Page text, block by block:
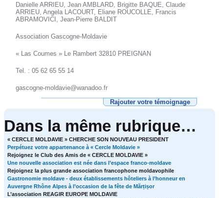
Danielle ARRIEU, Jean AMBLARD, Brigitte BAQUE, Claude
ARRIEU, Angela LACOURT, Eliane ROUCOLLE, Francis
ABRAMOVICI, Jean-Pierre BALDIT
Association Gascogne-Moldavie
« Las Coumes » Le Rambert 32810 PREIGNAN
Tel. : 05 62 65 55 14
gascogne-moldavie@wanadoo.fr
Rajouter votre témoignage
Dans la même rubrique…
« CERCLE MOLDAVIE » CHERCHE SON NOUVEAU PRESIDENT
Perpétuez votre appartenance à « Cercle Moldavie »
Rejoignez le Club des Amis de « CERCLE MOLDAVIE »
Une nouvelle association est née dans l’espace franco-moldave
Rejoignez la plus grande association francophone moldavophile
Gastronomie moldave - deux établissements hôteliers à l’honneur en
Auvergne Rhône Alpes à l’occasion de la fête de Mărțișor
L’association REAGIR EUROPE MOLDAVIE